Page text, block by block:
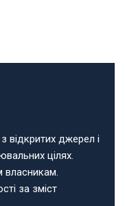
відкритих джерел і
цілях.
власникам.
за зміст